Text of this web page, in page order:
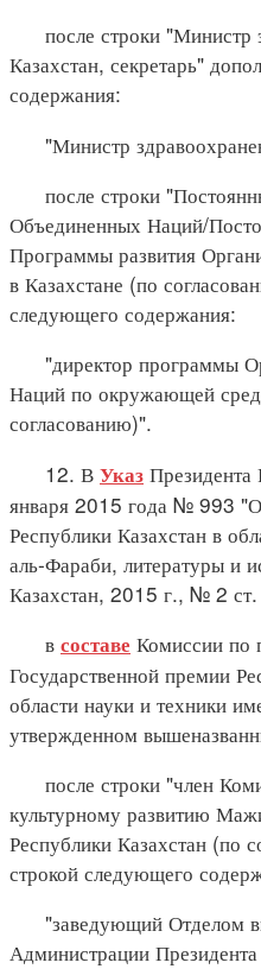
после строки "Министр
Казахстан, секретарь"
содержания:
"Министр
после строки
Объединенных Наций/
Программы развития
в Казахстане (по
следующего содержания:
"директор программы
Наций по окружающей
согласованию)".
12. В Указ Президента
января 2015 года № 993 "О
Республики Казахстан в
аль-Фараби, литературы и
Казахстан, 2015 г., № 2
в составе Комиссии по
Государственной премии
области науки и техники
утвержденном
после строки "член
культурному развитию
Республики Казахстан (по
строкой следующего
"заведующий Отделом
Администрации